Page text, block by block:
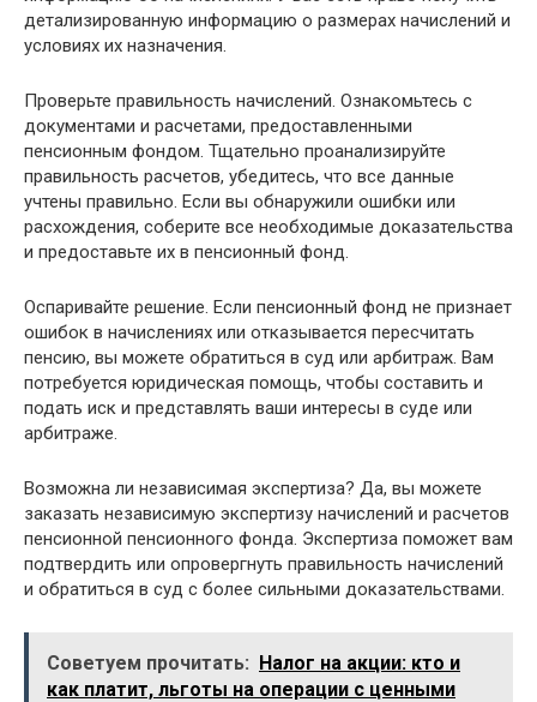
детализированную информацию о размерах начислений и
условиях их назначения.
Проверьте правильность начислений. Ознакомьтесь с
документами и расчетами, предоставленными
пенсионным фондом. Тщательно проанализируйте
правильность расчетов, убедитесь, что все данные
учтены правильно. Если вы обнаружили ошибки или
расхождения, соберите все необходимые доказательства
и предоставьте их в пенсионный фонд.
Оспаривайте решение. Если пенсионный фонд не признает
ошибок в начислениях или отказывается пересчитать
пенсию, вы можете обратиться в суд или арбитраж. Вам
потребуется юридическая помощь, чтобы составить и
подать иск и представлять ваши интересы в суде или
арбитраже.
Возможна ли независимая экспертиза? Да, вы можете
заказать независимую экспертизу начислений и расчетов
пенсионной пенсионного фонда. Экспертиза поможет вам
подтвердить или опровергнуть правильность начислений
и обратиться в суд с более сильными доказательствами.
Советуем прочитать: Налог на акции: кто и
как платит, льготы на операции с ценными